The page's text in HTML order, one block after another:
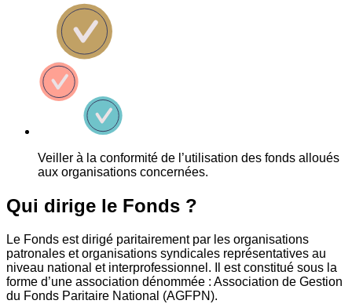
Veiller à la conformité de l’utilisation des fonds alloués
aux organisations concernées.
Qui dirige le Fonds ?
Le Fonds est dirigé paritairement par les organisations
patronales et organisations syndicales représentatives au
niveau national et interprofessionnel. Il est constitué sous la
forme d’une association dénommée : Association de Gestion
du Fonds Paritaire National (AGFPN).